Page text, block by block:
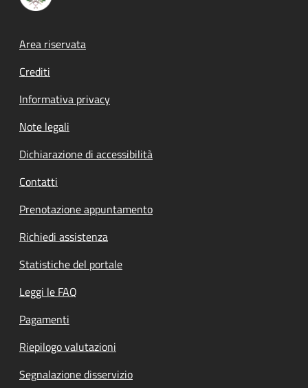
Footer menu
Area riservata
Crediti
Informativa privacy
Note legali
Dichiarazione di accessibilità
Contatti
Prenotazione appuntamento
Richiedi assistenza
Statistiche del portale
Leggi le FAQ
Pagamenti
Riepilogo valutazioni
Segnalazione disservizio